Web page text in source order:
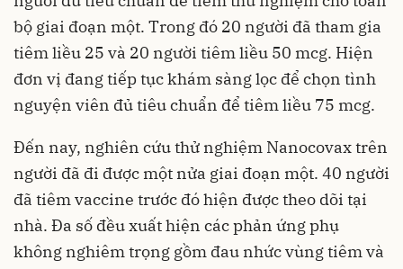
bộ giai đoạn một. Trong đó 20 người đã tham gia
tiêm liều 25 và 20 người tiêm liều 50 mcg. Hiện
đơn vị đang tiếp tục khám sàng lọc để chọn tình
nguyện viên đủ tiêu chuẩn để tiêm liều 75 mcg.
Đến nay, nghiên cứu thử nghiệm Nanocovax trên
người đã đi được một nửa giai đoạn một. 40 người
đã tiêm vaccine trước đó hiện được theo dõi tại
nhà. Đa số đều xuất hiện các phản ứng phụ
không nghiêm trọng gồm đau nhức vùng tiêm và